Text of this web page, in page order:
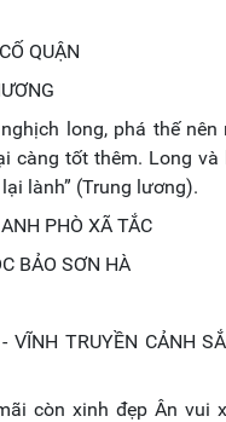
QUẬN
long, phá thế
càng tốt thêm. Long
lành” (Trung lương).
PHÒ XÃ TẮC
BẢO SƠN HÀ
VĨNH TRUYỀN CẢNH
còn xinh đẹp Ân vui